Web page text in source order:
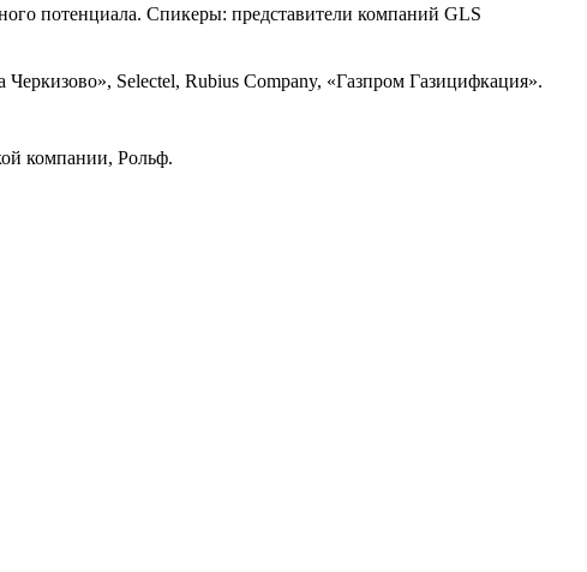
потенциала. Спикеры: представители компаний GLS
Selectel, Rubius Company, «Газпром Газицифкация».
компании, Рольф.